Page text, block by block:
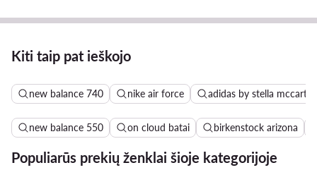
Kiti taip pat ieškojo
new balance 740 nike air force adidas by stella
new balance 550 on cloud batai birkenstock arizona
Populiarūs prekių ženklai šioje kategorijoje